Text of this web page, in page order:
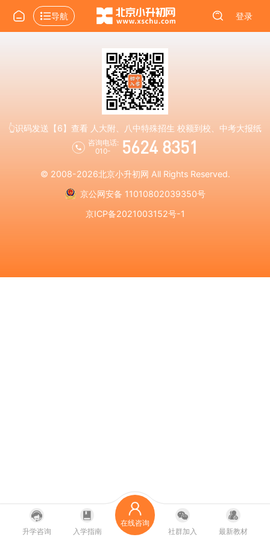
导航 登录
👆识码发送【6】查看 人大附、八中特殊招生 校额到校、中考大报纸
咨询电话:
010-
5624 8351
© 2008-2026北京小升初网 All Rights Reserved.
京公网安备 11010802039350号
京ICP备2021003152号-1
升学咨询 入学指南
在线咨询
社群加入
最新教材